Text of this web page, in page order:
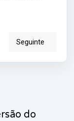
10.10 SR1
Artigo
Seguinte
do